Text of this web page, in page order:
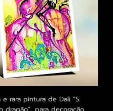
e rara pintura de Dali ”S.
dragão”, para decoração